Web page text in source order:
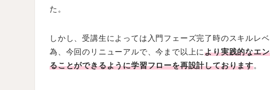
た。
しかし、受講生によっては入門フェーズ完了時のスキルレ
為、 今回のリニューアルで、今まで以上により実践的なエ
ることができるように学習フローを再設計しております。